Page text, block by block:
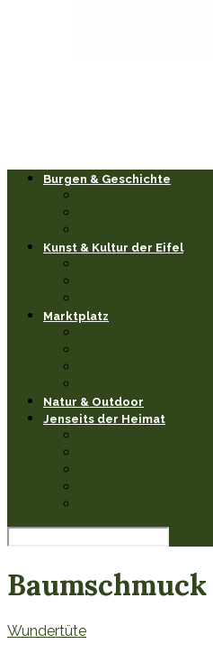
Burgen & Geschichte
Kunst & Kultur der Eifel
Marktplatz
Natur & Outdoor
Jenseits der Heimat
Baumschmuck
Wundertüte